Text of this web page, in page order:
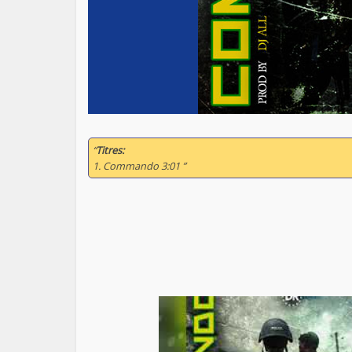
“Titres:
1. Commando 3:01 ”